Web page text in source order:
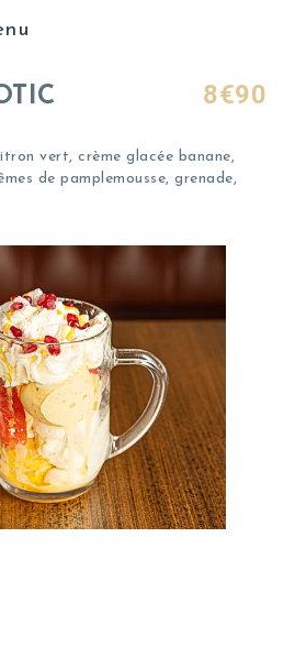
8€90
vert, crème glacée banane,
de pamplemousse, grenade,